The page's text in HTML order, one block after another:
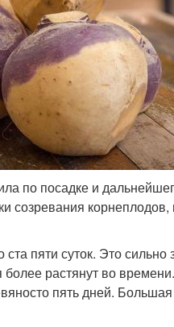
по посадке и
корнеплодов,
пяти суток. Это сильно
более растянут во
пять дней.